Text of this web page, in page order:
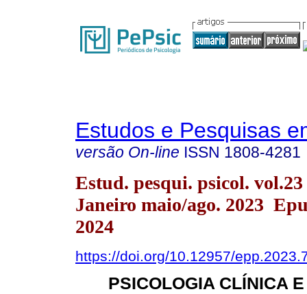
Estudos e Pesquisas
versão On-line ISSN 1808-4281
Estud. pesqui. psicol.
Janeiro maio/ago. 2023
2024
https://doi.org/10.12957/
PSICOLOGIA CLÍNICA